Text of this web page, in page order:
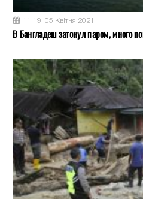
11:19, 05 Квітня 2021
В Бангладеш затонул паром, много